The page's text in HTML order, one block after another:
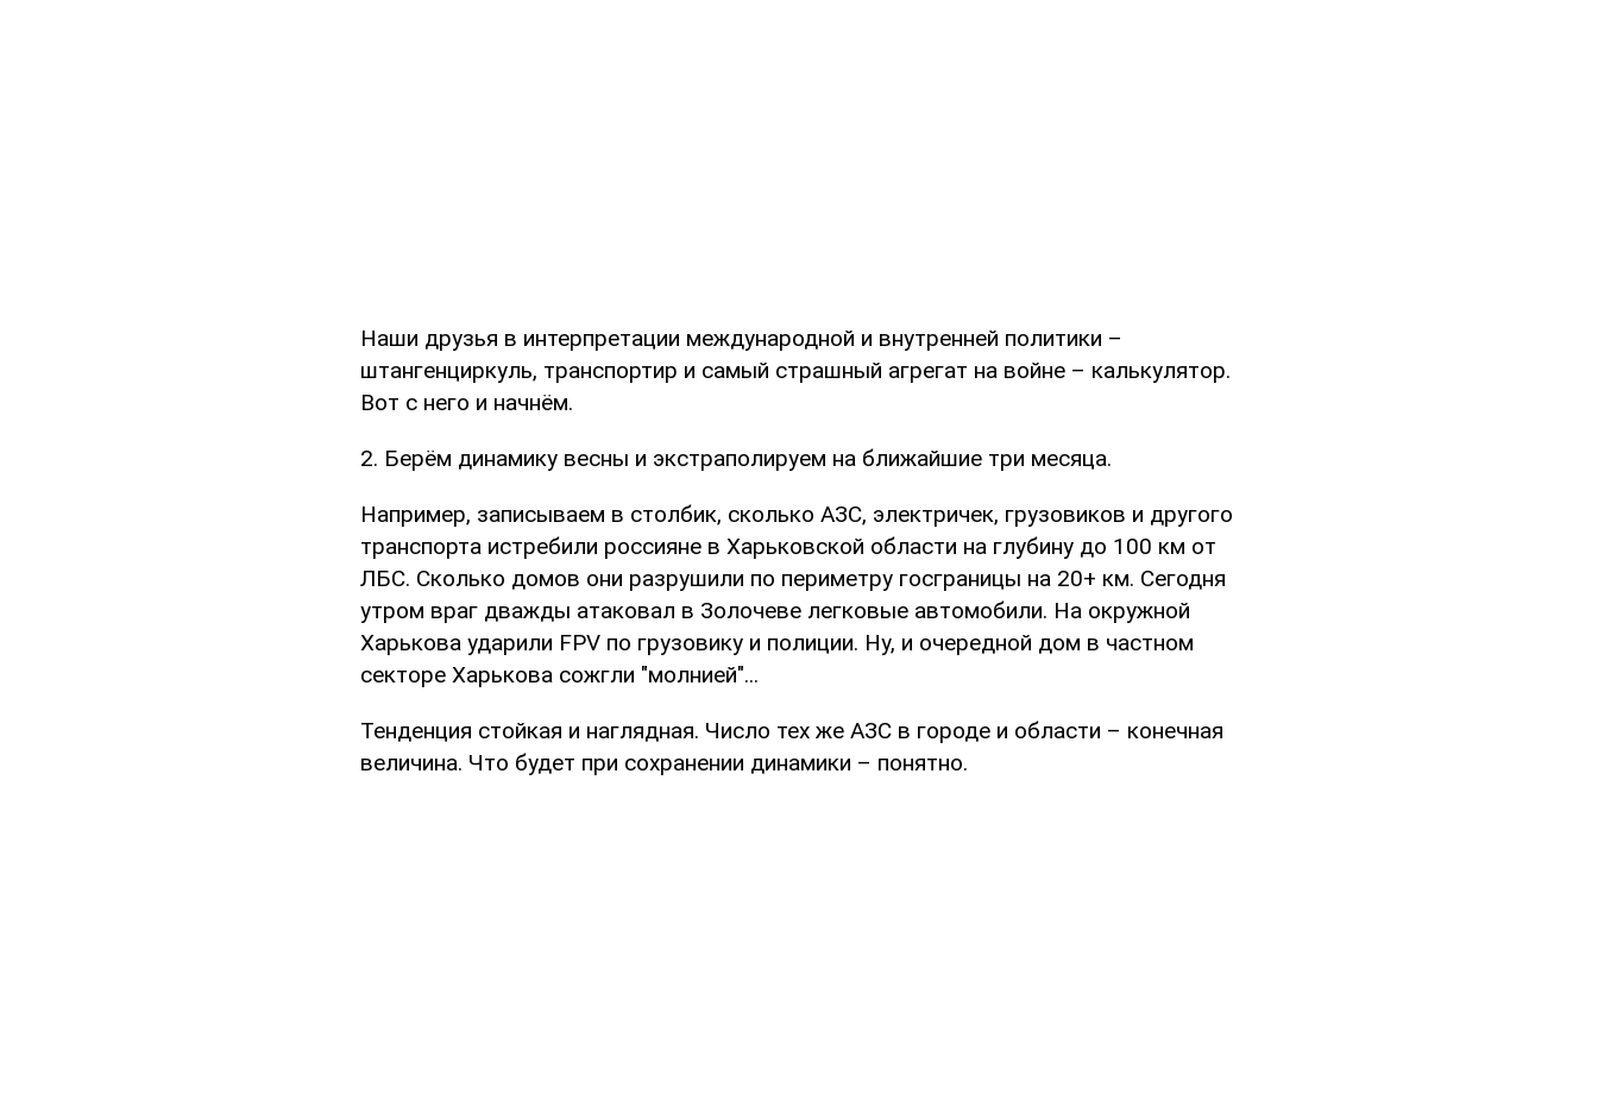
Наши друзья в интерпретации международной и внутренней политики –
штангенциркуль, транспортир и самый страшный агрегат на войне – калькулятор.
Вот с него и начнём.
2. Берём динамику весны и экстраполируем на ближайшие три месяца.
Например, записываем в столбик, сколько АЗС, электричек, грузовиков и другого
транспорта истребили россияне в Харьковской области на глубину до 100 км от
ЛБС. Сколько домов они разрушили по периметру госграницы на 20+ км. Сегодня
утром враг дважды атаковал в Золочеве легковые автомобили. На окружной
Харькова ударили FPV по грузовику и полиции. Ну, и очередной дом в частном
секторе Харькова сожгли "молнией"...
Тенденция стойкая и наглядная. Число тех же АЗС в городе и области – конечная
величина. Что будет при сохранении динамики – понятно.